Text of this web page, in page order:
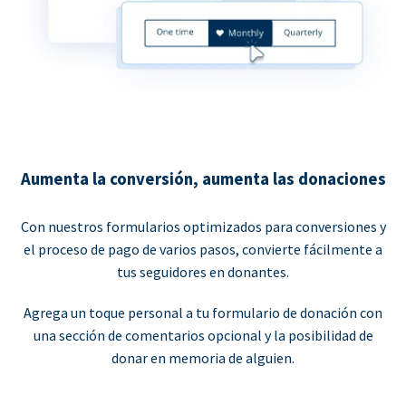
Aumenta la conversión, aumenta las donaciones
Con nuestros formularios optimizados para conversiones y
el proceso de pago de varios pasos, convierte fácilmente a
tus seguidores en donantes.
Agrega un toque personal a tu formulario de donación con
una sección de comentarios opcional y la posibilidad de
donar en memoria de alguien.